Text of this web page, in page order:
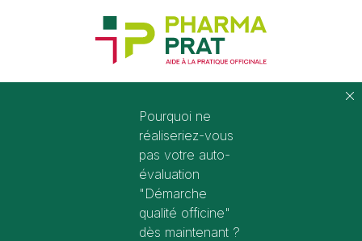
Pourquoi ne
réaliseriez-vous
pas votre auto-
évaluation
"Démarche
qualité officine"
dès maintenant ?